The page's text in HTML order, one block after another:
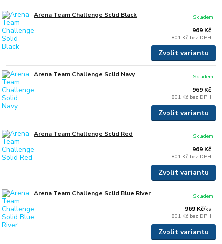
Arena Team Challenge Solid Black
969 Kč
801 Kč bez DPH
Skladem
Zvolit variantu
Arena Team Challenge Solid Navy
969 Kč
801 Kč bez DPH
Skladem
Zvolit variantu
Arena Team Challenge Solid Red
969 Kč
801 Kč bez DPH
Skladem
Zvolit variantu
Arena Team Challenge Solid Blue River
969 Kč/ks
801 Kč bez DPH
Skladem
Zvolit variantu